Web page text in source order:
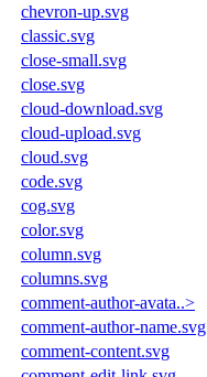
chevron-up.svg
classic.svg
close-small.svg
close.svg
cloud-download.svg
cloud-upload.svg
cloud.svg
code.svg
cog.svg
color.svg
column.svg
columns.svg
comment-author-avata..>
comment-author-name.svg
comment-content.svg